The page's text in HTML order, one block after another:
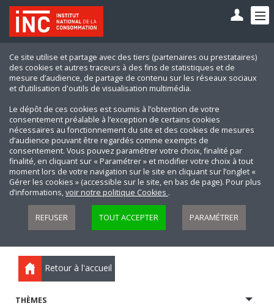
Ce site utilise et partage avec des tiers (partenaires ou prestataires)
des cookies et autres traceurs à des fins de statistiques et de
mesure d’audience, de partage de contenu sur les réseaux sociaux
et d’utilisation d'outils de visualisation multimédia.
Le dépôt de ces cookies est soumis à l’obtention de votre
consentement préalable à l’exception de certains cookies
nécessaires au fonctionnement du site et des cookies de mesures
d’audience pouvant être regardés comme exempts de
consentement. Vous pouvez paramétrer votre choix, finalité par
finalité, en cliquant sur « Paramétrer » et modifier votre choix à tout
moment lors de votre navigation sur le site en cliquant sur l’onglet «
Gérer les cookies » (accessible sur le site, en bas de page). Pour plus
d’informations,voir notre politique Cookies .
REFUSER TOUT ACCEPTER PARAMÉTRER
Retour à l'accueil
THÈMES